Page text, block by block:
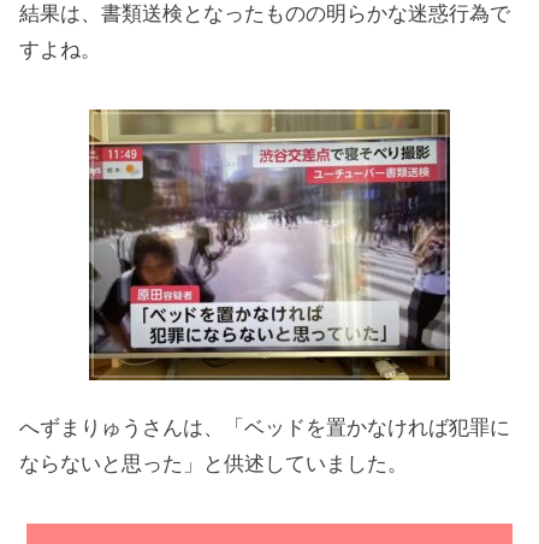
結果は、書類送検となったものの明らかな迷惑行為で
すよね。
へずまりゅうさんは、「ベッドを置かなければ犯罪に
ならないと思った」と供述していました。